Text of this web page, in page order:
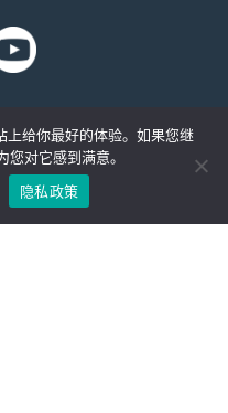
给你最好的体验。如果您继
对它感到满意。
隐私政策